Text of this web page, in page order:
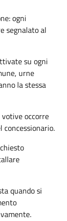
ogni
segnalato al
su ogni
urne
la stessa
occorre
quando si